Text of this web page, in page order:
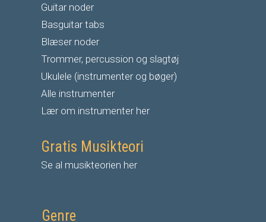
Guitar noder
Basguitar tabs
Blæser noder
Trommer, percussion og slagtøj
Ukulele (instrumenter og bøger)
Alle instrumenter
Lær om instrumenter her
Gratis Musikteori
Se al musikteorien her
Genre